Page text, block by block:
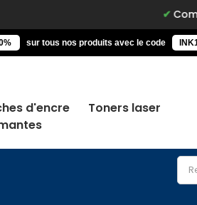
sur tous nos produits avec le code
d'encre
Toners laser